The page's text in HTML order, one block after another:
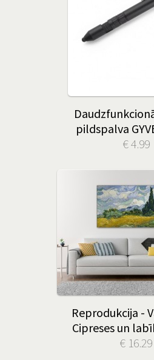
pildspalva
€ 4.99
Reprodukcija -
Cipreses un
€ 16.29